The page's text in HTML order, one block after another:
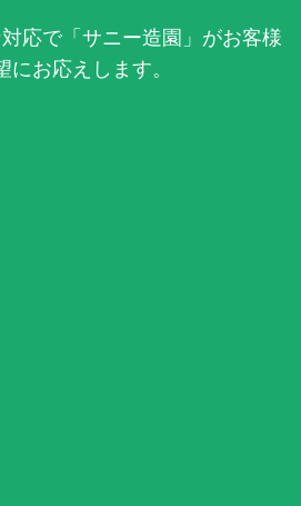
応で「サニー造園」がお客様
にお応えします。